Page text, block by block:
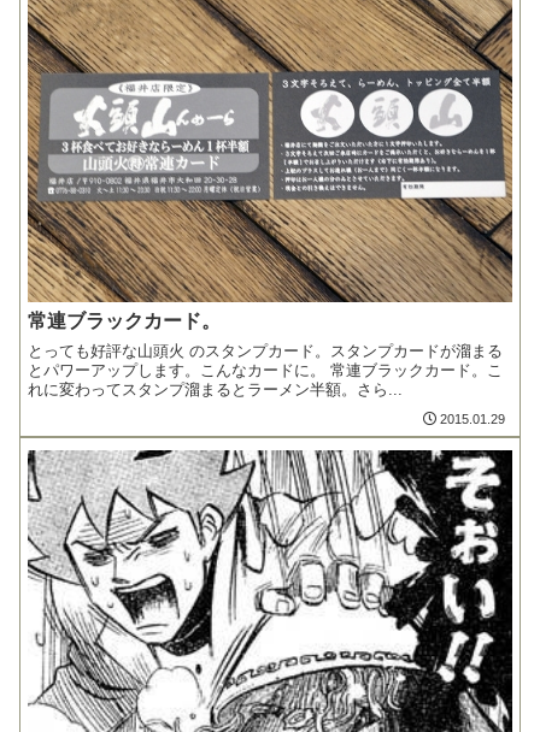
常連ブラックカード。
とっても好評な山頭火 のスタンプカード。スタンプカードが溜まる
とパワーアップします。こんなカードに。 常連ブラックカード。こ
れに変わってスタンプ溜まるとラーメン半額。さら...
2015.01.29